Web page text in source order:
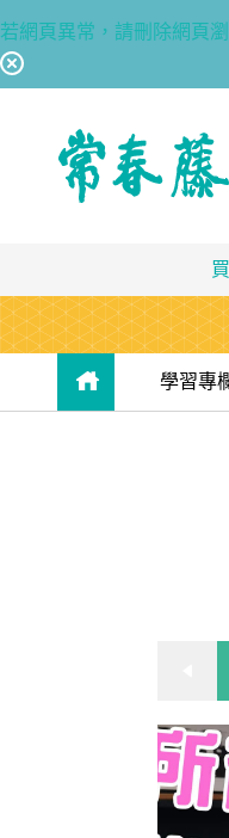
若網頁異常，請刪除網頁
熱銷
限時優
團體
國
升
大
初
中
職場
桌
兒童
學習專